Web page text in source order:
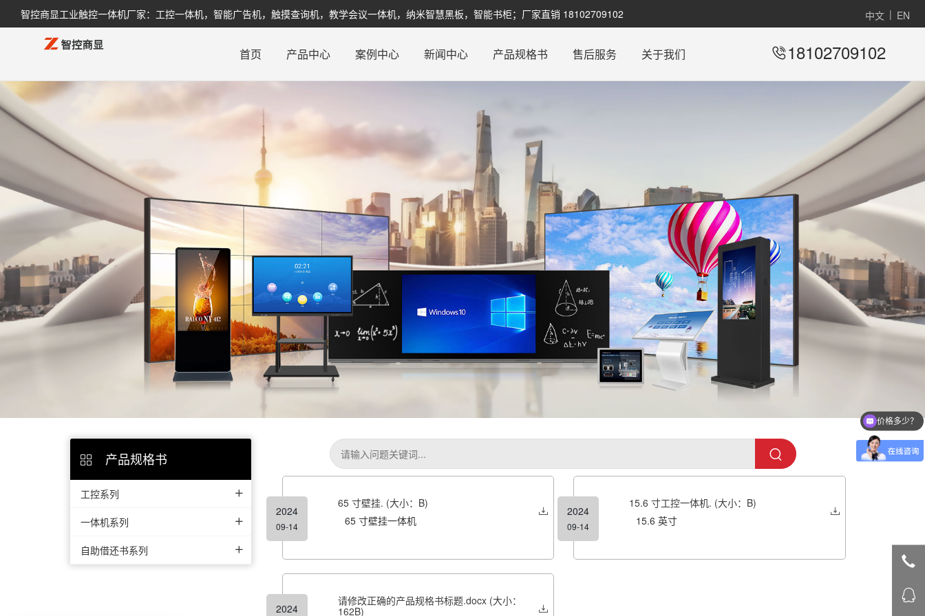
智控商显工业触控一体机厂家：工控一体机，智能广告机，触摸查询机，教学会议一体机，纳米智慧黑板，智能书柜；厂家直销 18102709102 中文 | EN
首页 产品中心 案例中心 新闻中心 产品规格书 售后服务 关于我们 18102709102
2024
09-14
65 寸壁挂. (大小：B)
65 寸壁挂一体机
2024
09-14
15.6 寸工控一体机. (大小：B)
15.6 英寸
2024
请修改正确的产品规格书标题.docx (大小：
162B)
产品规格书
工控系列
一体机系列
自助借还书系列
价格多少？